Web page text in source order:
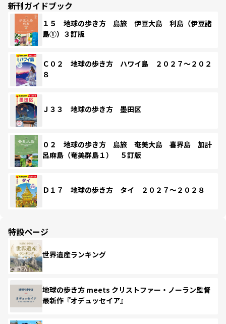
新刊ガイドブック
１５ 地球の歩き方 島旅 伊豆大島 利島（伊豆諸
島①）３訂版
Ｃ０２ 地球の歩き方 ハワイ島 ２０２７～２０２
８
Ｊ３３ 地球の歩き方 墨田区
０２ 地球の歩き方 島旅 奄美大島 喜界島 加計
呂麻島（奄美群島１） ５訂版
Ｄ１７ 地球の歩き方 タイ ２０２７～２０２８
特設ページ
世界遺産ランキング
地球の歩き方 meets クリストファー・ノーラン監督
最新作『オデュッセイア』